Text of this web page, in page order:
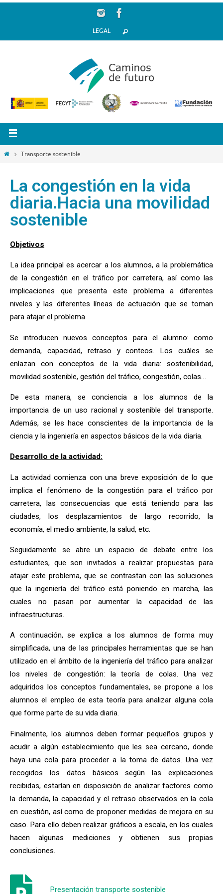
LEGAL
Transporte sostenible
La congestión en la vida
diaria.Hacia una movilidad
sostenible
Objetivos
La idea principal es acercar a los alumnos, a la problemática
de la congestión en el tráfico por carretera, así como las
implicaciones que presenta este problema a diferentes
niveles y las diferentes líneas de actuación que se toman
para atajar el problema.
Se introducen nuevos conceptos para el alumno: como
demanda, capacidad, retraso y conteos. Los cuáles se
enlazan con conceptos de la vida diaria: sostenibilidad,
movilidad sostenible, gestión del tráfico, congestión, colas…
De esta manera, se conciencia a los alumnos de la
importancia de un uso racional y sostenible del transporte.
Además, se les hace conscientes de la importancia de la
ciencia y la ingeniería en aspectos básicos de la vida diaria.
Desarrollo de la actividad:
La actividad comienza con una breve exposición de lo que
implica el fenómeno de la congestión para el tráfico por
carretera, las consecuencias que está teniendo para las
ciudades, los desplazamientos de largo recorrido, la
economía, el medio ambiente, la salud, etc.
Seguidamente se abre un espacio de debate entre los
estudiantes, que son invitados a realizar propuestas para
atajar este problema, que se contrastan con las soluciones
que la ingeniería del tráfico está poniendo en marcha, las
cuales no pasan por aumentar la capacidad de las
infraestructuras.
A continuación, se explica a los alumnos de forma muy
simplificada, una de las principales herramientas que se han
utilizado en el ámbito de la ingeniería del tráfico para analizar
los niveles de congestión: la teoría de colas. Una vez
adquiridos los conceptos fundamentales, se propone a los
alumnos el empleo de esta teoría para analizar alguna cola
que forme parte de su vida diaria.
Finalmente, los alumnos deben formar pequeños grupos y
acudir a algún establecimiento que les sea cercano, donde
haya una cola para proceder a la toma de datos. Una vez
recogidos los datos básicos según las explicaciones
recibidas, estarían en disposición de analizar factores como
la demanda, la capacidad y el retraso observados en la cola
en cuestión, así como de proponer medidas de mejora en su
caso. Para ello deben realizar gráficos a escala, en los cuales
hacen algunas mediciones y obtienen sus propias
conclusiones.
Presentación transporte sostenible